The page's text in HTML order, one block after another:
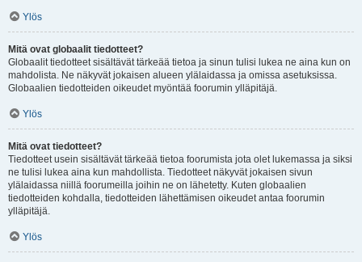
Ylös
Mitä ovat globaalit tiedotteet?
Globaalit tiedotteet sisältävät tärkeää tietoa ja sinun tulisi lukea ne aina kun on
mahdolista. Ne näkyvät jokaisen alueen ylälaidassa ja omissa asetuksissa.
Globaalien tiedotteiden oikeudet myöntää foorumin ylläpitäjä.
Ylös
Mitä ovat tiedotteet?
Tiedotteet usein sisältävät tärkeää tietoa foorumista jota olet lukemassa ja siksi
ne tulisi lukea aina kun mahdollista. Tiedotteet näkyvät jokaisen sivun
ylälaidassa niillä foorumeilla joihin ne on lähetetty. Kuten globaalien
tiedotteiden kohdalla, tiedotteiden lähettämisen oikeudet antaa foorumin
ylläpitäjä.
Ylös